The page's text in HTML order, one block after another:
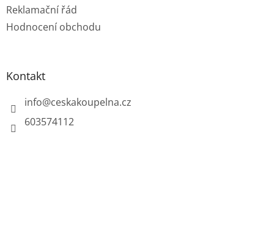
Reklamační řád
Hodnocení obchodu
Kontakt
info@ceskakoupelna.cz
603574112